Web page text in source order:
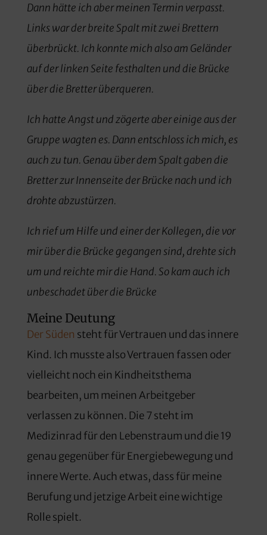
Dann hätte ich aber meinen Termin verpasst.
Links war der breite Spalt mit zwei Brettern
überbrückt. Ich konnte mich also am Geländer
auf der linken Seite festhalten und die Brücke
über die Bretter überqueren.
Ich hatte Angst und zögerte aber einige aus der
Gruppe wagten es. Dann entschloss ich mich, es
auch zu tun. Genau über dem Spalt gaben die
Bretter zur Innenseite der Brücke nach und ich
drohte abzustürzen.
Ich rief um Hilfe und einer der Kollegen, die vor
mir über die Brücke gegangen sind, drehte sich
um und reichte mir die Hand. So kam auch ich
unbeschadet über die Brücke
Meine Deutung
Der Süden steht für Vertrauen und das innere
Kind. Ich musste also Vertrauen fassen oder
vielleicht noch ein Kindheitsthema
bearbeiten, um meinen Arbeitgeber
verlassen zu können. Die 7 steht im
Medizinrad für den Lebenstraum und die 19
genau gegenüber für Energiebewegung und
innere Werte. Auch etwas, dass für meine
Berufung und jetzige Arbeit eine wichtige
Rolle spielt.